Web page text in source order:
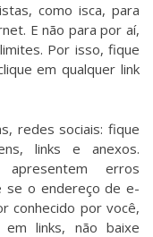
como isca, para
E não para por aí,
Por isso, fique
em qualquer link
redes sociais: fique
links e anexos.
erros
se o endereço de e-
conhecido por você,
links, não baixe